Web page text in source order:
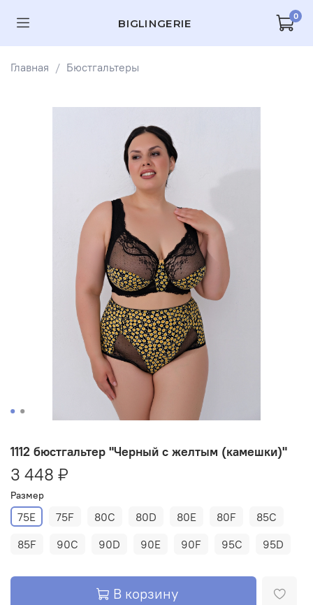
BIGLINGERIE
0
Главная Бюстгальтеры
1112 бюстгальтер "Черный с желтым (камешки)"
3 448 ₽
Размер
75E 75F 80C 80D 80E 80F
85C
85F
90C 90D 90E 90F 95C 95D
В корзину